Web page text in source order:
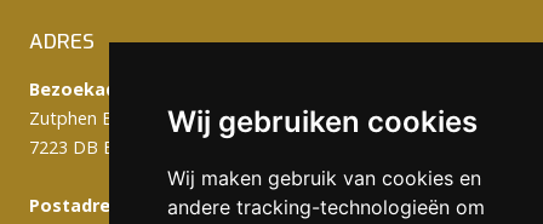
Wij gebruiken cookies
Wij maken gebruik van cookies en
andere tracking-technologieën om
ADRES
Bezoekadres:
Zutphen Emmerikseweg 103C
7223 DB Baak
Postadres (werkplaats):